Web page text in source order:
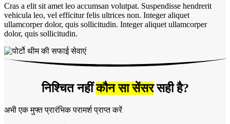
Cras a elit sit amet leo accumsan volutpat. Suspendisse hendrerit
vehicula leo, vel efficitur felis ultrices non. Integer aliquet
ullamcorper dolor, quis sollicitudin. Integer aliquet ullamcorper
dolor, quis sollicitudin.
निश्चित नहींकौन सा सेंसरसही है?
अभी एक मुफ्त प्रारंभिक परामर्श प्राप्त करें